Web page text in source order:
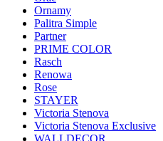
Ornamy
Palitra Simple
Partner
PRIME COLOR
Rasch
Renowa
Rose
STAYER
Victoria Stenova
Victoria Stenova Exclusive
WALLDECOR